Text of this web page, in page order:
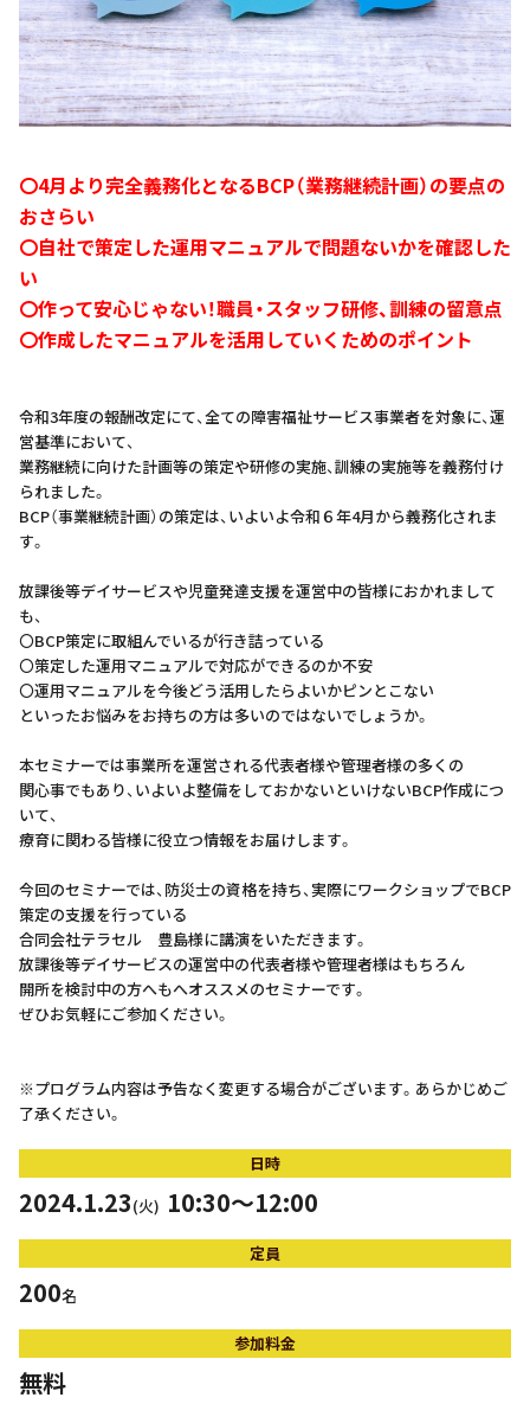
〇4月より完全義務化となるBCP（業務継続計画）の要点の
おさらい
〇自社で策定した運用マニュアルで問題ないかを確認した
い
〇作って安心じゃない！職員・スタッフ研修、訓練の留意点
〇作成したマニュアルを活用していくためのポイント
令和3年度の報酬改定にて、全ての障害福祉サービス事業者を対象に、運
営基準において、
業務継続に向けた計画等の策定や研修の実施、訓練の実施等を義務付け
られました。
BCP（事業継続計画）の策定は、いよいよ令和６年4月から義務化されま
す。
放課後等デイサービスや児童発達支援を運営中の皆様におかれまして
も、
〇BCP策定に取組んでいるが行き詰っている
〇策定した運用マニュアルで対応ができるのか不安
〇運用マニュアルを今後どう活用したらよいかピンとこない
といったお悩みをお持ちの方は多いのではないでしょうか。
本セミナーでは事業所を運営される代表者様や管理者様の多くの
関心事でもあり、いよいよ整備をしておかないといけないBCP作成につ
いて、
療育に関わる皆様に役立つ情報をお届けします。
今回のセミナーでは、防災士の資格を持ち、実際にワークショップでBCP
策定の支援を行っている
合同会社テラセル 豊島様に講演をいただきます。
放課後等デイサービスの運営中の代表者様や管理者様はもちろん
開所を検討中の方へもへオススメのセミナーです。
ぜひお気軽にご参加ください。
※プログラム内容は予告なく変更する場合がございます。あらかじめご
了承ください。
日時
2024.1.23(火) 10:30～12:00
定員
200名
参加料金
無料